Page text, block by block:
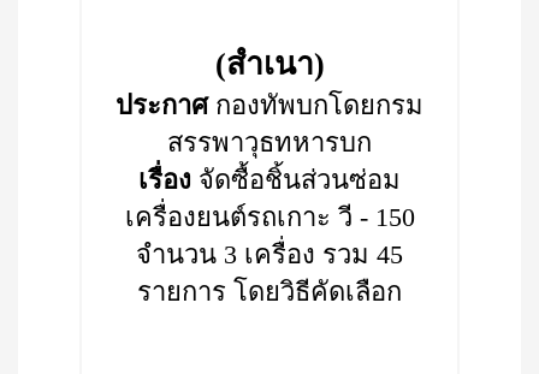
(สำเนา)
ประกาศกองทัพบกโดยกรม
สรรพาวุธทหารบก
เรื่อง จัดซื้อชิ้นส่วนซ่อม
เครื่องยนต์รถเกาะ วี - 150
จำนวน 3 เครื่อง รวม 45
รายการ โดยวิธีคัดเลือก